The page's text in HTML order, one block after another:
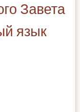
Завета
язык